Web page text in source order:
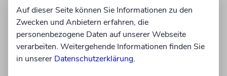
Auf dieser Seite können Sie Informationen zu den
Zwecken und Anbietern erfahren, die
personenbezogene Daten auf unserer Webseite
verarbeiten. Weitergehende Informationen finden Sie
in unserer Datenschutzerklärung.